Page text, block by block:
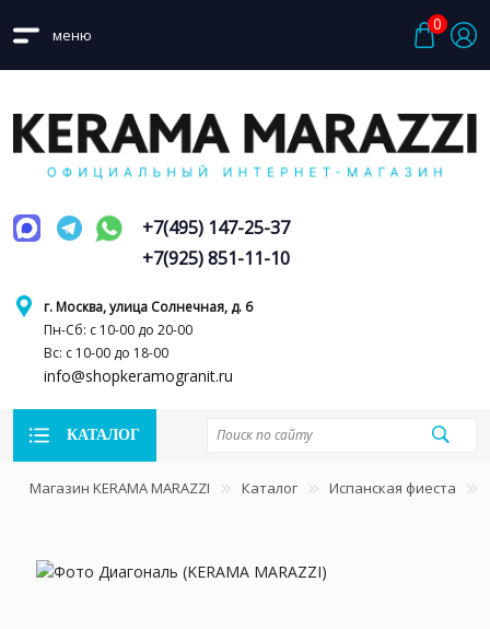
меню
0
г. Москва, улица Солнечная, д. 6
Пн-Сб: с 10-00 до 20-00
Вс: с 10-00 до 18-00
info@shopkeramogranit.ru
+7(495) 147-25-37
+7(925) 851-11-10
КАТАЛОГ
Магазин KERAMA MARAZZI Каталог Испанская фиеста